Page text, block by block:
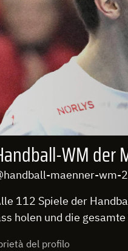
WM der
maenner-wm-
112 Spiele der
holen und die
del profilo